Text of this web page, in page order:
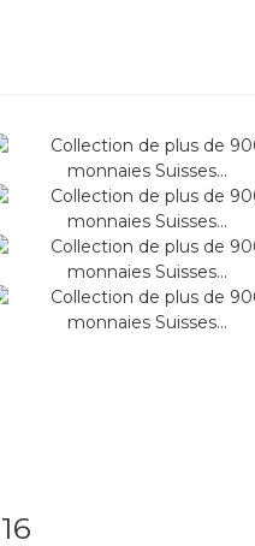
16